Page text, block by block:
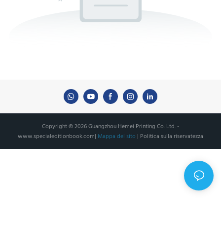
Copyright © 2026 Guangzhou Hemei Printing Co. Ltd. -
www.specialeditionbook.com| Mappa del sito | Politica sulla riservatezza